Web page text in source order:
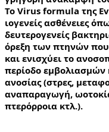
Το Virus formula της
ιογενείς ασθένειες
δευτερογενείς
όρεξη των πτηνών που
και ενισχύει το
περίοδο εμβολιασμών
ανοσίας (στρες,
αναπαραγωγή,
πτερόρροια κτλ.).